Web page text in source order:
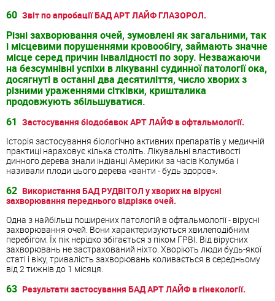
60 Звіт по апробації БАД АРТ ЛАЙФ ГЛАЗОРОЛ.
Різні захворювання очей, зумовлені як загальними, так
і місцевими порушеннями кровообігу, займають значне
місце серед причин інвалідності по зору. Незважаючи
на безсумнівні успіхи в лікуванні судинної патології ока,
досягнуті в останні два десятиліття, число хворих з
різними ураженнями сітківки, кришталика
продовжують збільшуватися.
61 Застосування біодобавок АРТ ЛАЙФ в офтальмології.
Історія застосування біологічно активних препаратів у медичній
практиці нараховує кілька століть. Лікувальні властивості
динного дерева знали індіанці Америки за часів Колумба і
називали плоди цього дерева «ванти - будь здоров».
62 Використання БАД РУДВІТОЛ у хворих на вірусні
захворювання переднього відрізка очей.
Одна з найбільш поширених патологій в офтальмології - вірусні
захворювання очей. Вони характеризуються хвилеподібним
перебігом. Їх пік нерідко збігається з піком ГРВІ. Від вірусних
захворювань не застрахований ніхто. Хворіють люди будь-якої
статі і віку, тривалість захворювань коливається в середньому
від 2 тижнів до 1 місяця.
63 Результати застосування БАД АРТ ЛАЙФ в гінекології.